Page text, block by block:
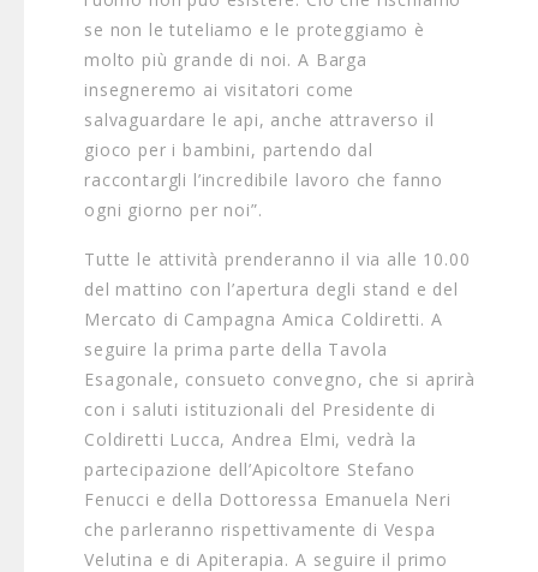
se non le tuteliamo e le proteggiamo è
molto più grande di noi. A Barga
insegneremo ai visitatori come
salvaguardare le api, anche attraverso il
gioco per i bambini, partendo dal
raccontargli l’incredibile lavoro che fanno
ogni giorno per noi”.
Tutte le attività prenderanno il via alle 10.00
del mattino con l’apertura degli stand e del
Mercato di Campagna Amica Coldiretti. A
seguire la prima parte della Tavola
Esagonale, consueto convegno, che si aprirà
con i saluti istituzionali del Presidente di
Coldiretti Lucca, Andrea Elmi, vedrà la
partecipazione dell’Apicoltore Stefano
Fenucci e della Dottoressa Emanuela Neri
che parleranno rispettivamente di Vespa
Velutina e di Apiterapia. A seguire il primo